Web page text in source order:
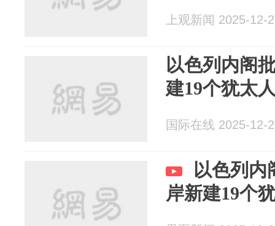
上观新闻 2025-12-
以色列内阁
建19个犹太
国际在线 2025-12-
以色列内
岸新建19个